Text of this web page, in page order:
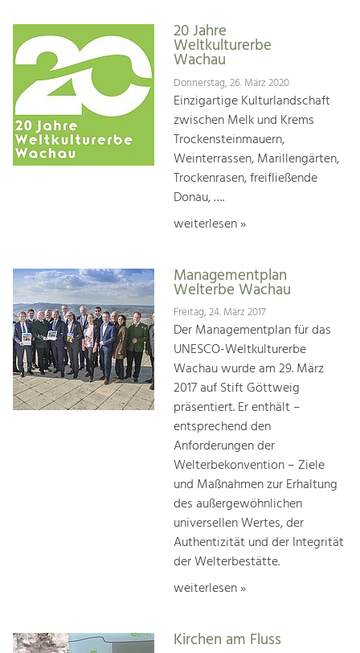
20 Jahre
Weltkulturerbe
Wachau
Donnerstag, 26. März 2020
Einzigartige Kulturlandschaft
zwischen Melk und Krems
Trockensteinmauern,
Weinterrassen, Marillengärten,
Trockenrasen, freifließende
Donau, ….
weiterlesen »
Managementplan
Welterbe Wachau
Freitag, 24. März 2017
Der Managementplan für das
UNESCO-Weltkulturerbe
Wachau wurde am 29. März
2017 auf Stift Göttweig
präsentiert. Er enthält –
entsprechend den
Anforderungen der
Welterbekonvention – Ziele
und Maßnahmen zur Erhaltung
des außergewöhnlichen
universellen Wertes, der
Authentizität und der Integrität
der Welterbestätte.
weiterlesen »
Kirchen am Fluss